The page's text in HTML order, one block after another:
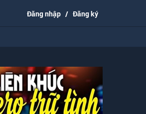
Đăng nhập / Đăng ký